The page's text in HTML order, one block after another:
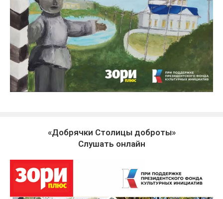
«Добрячки Столицы доброты»
Слушать онлайн